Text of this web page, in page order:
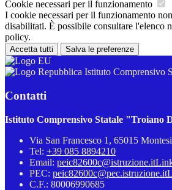
Cookie necessari per il funzionamento
I cookie necessari per il funzionamento
disabilitati. È possibile consultare l'elenco
policy.
Accetta tutti Salva le preferenze
Istituto Comprensivo
Contatti
Istituto Comprensivo Statale "Troiano
Via San Francesco 1, 65015
Tel: +39 085 8894210
Email: peic82600c@istruzione.it
PEC: peic82600c@pec.istruzione.it
C.F.: 80006990685